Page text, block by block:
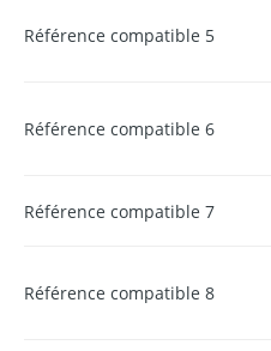
Référence compatible 5
Référence compatible 6
Référence compatible 7
Référence compatible 8